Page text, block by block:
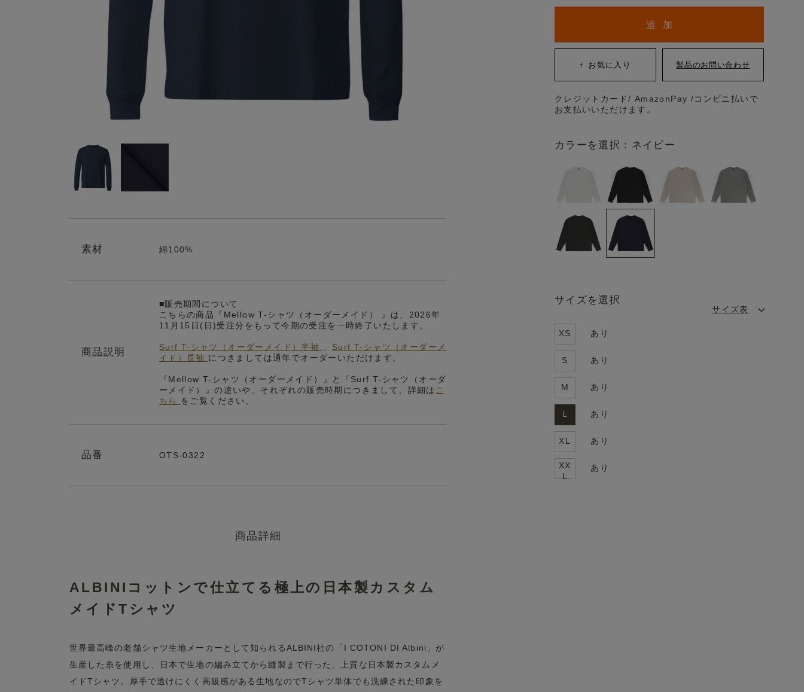
素材 綿100%
商品説明
■販売期間について
こちらの商品『Mellow T-シャツ（オーダーメイド） 』は、2026年
11月15日(日)受注分をもって今期の受注を一時終了いたします。
Surf T-シャツ（オーダーメイド）半袖
Surf T-シャツ（オーダーメ
イド）長袖 につきましては通年でオーダーいただけます。
『Mellow T-シャツ（オーダーメイド）』と『Surf T-シャツ（オーダ
ーメイド）』の違いや、それぞれの販売時期につきまして、詳細は こ
ちら
をご覧ください。
品番 OTS-0322
商品詳細
ALBINIコットンで仕立てる極上の日本製カスタム
メイドTシャツ
世界最高峰の老舗シャツ生地メーカーとして知られるALBINI社の「I COTONI DI Albini」が
生産した糸を使用し、日本で生地の編み立てから縫製まで行った、上質な日本製カスタムメ
イドTシャツ。厚手で透けにくく高級感がある生地なのでTシャツ単体でも洗練された印象を
カラーを選択：ネイビー
サイズを選択
サイズ表
XS あり
S あり
M あり
L あり
XL あり
XX
L
あり
追 加
クレジットカード/ AmazonPay /コンビニ払いで
お支払いいただけます。